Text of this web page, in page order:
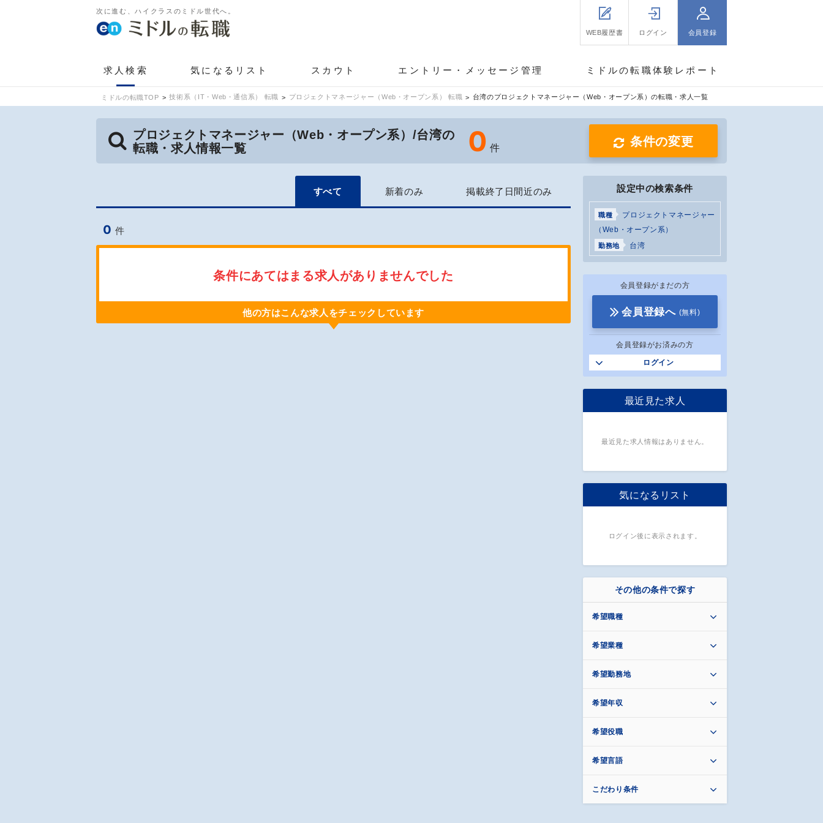
次に進む、ハイクラスのミドル世代へ。
WEB履歴書 ログイン 会員登録
求人検索 気になるリスト スカウト エントリー・メッセージ管理 ミドルの転職体験レポート
ミドルの転職TOP 技術系（IT・Web・通信系） 転職 プロジェクトマネージャー（Web・オープン系） 転職 台湾のプロジェクトマネージャー（Web・オープン系）の転職・求人一覧
プロジェクトマネージャー（Web・オープン系）/台湾の
転職・求人情報一覧
0 件 条件の変更
すべて 新着のみ 掲載終了日間近のみ
0 件
条件にあてはまる求人がありませんでした
他の方はこんな求人をチェックしています
設定中の検索条件
職種
プロジェクトマネージャー
（Web・オープン系）
勤務地 台湾
会員登録がまだの方
会員登録へ (無料)
会員登録がお済みの方
ログイン
最近見た求人
最近見た求人情報はありません。
気になるリスト
ログイン後に表示されます。
その他の条件で探す
希望職種
希望業種
希望勤務地
希望年収
希望役職
希望言語
こだわり条件